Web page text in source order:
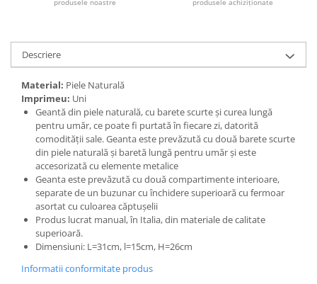
produsele noastre
produsele achiziționate
Descriere
Material: Piele Naturală
Imprimeu: Uni
Geantă din piele naturală, cu barete scurte și curea lungă
pentru umăr, ce poate fi purtată în fiecare zi, datorită
comodității sale. Geanta este prevăzută cu două barete scurte
din piele naturală și baretă lungă pentru umăr și este
accesorizată cu elemente metalice
Geanta este prevăzută cu două compartimente interioare,
separate de un buzunar cu închidere superioară cu fermoar
asortat cu culoarea căptușelii
Produs lucrat manual, în Italia, din materiale de calitate
superioară.
Dimensiuni: L=31cm, l=15cm, H=26cm
Informatii conformitate produs